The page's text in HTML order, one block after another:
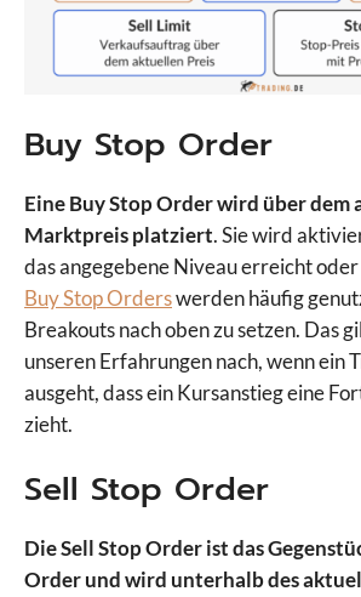
Buy Stop Order
Eine Buy Stop Order wird über dem
Marktpreis platziert. Sie wird
das angegebene Niveau erreicht
Buy Stop Orderswerden häufig
Breakouts nach oben zu setzen. Das
unseren Erfahrungen nach, wenn ein
ausgeht, dass ein Kursanstieg eine
zieht.
Sell Stop Order
Die Sell Stop Order ist das
Order und wird unterhalb des